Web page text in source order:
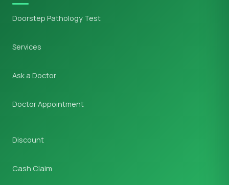
Doorstep Pathology Test
Services
Ask a Doctor
Doctor Appointment
Discount
Cash Claim